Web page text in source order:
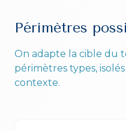
Périmètres
On adapte la cible du
périmètres types,
contexte.